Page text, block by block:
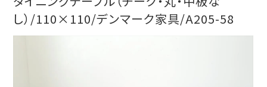
し）/110×110/デンマーク家具/A205-58